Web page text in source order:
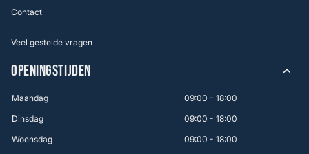
Contact
Veel gestelde vragen
OPENINGSTIJDEN
Maandag
09:00 - 18:00
Dinsdag
09:00 - 18:00
Woensdag
09:00 - 18:00